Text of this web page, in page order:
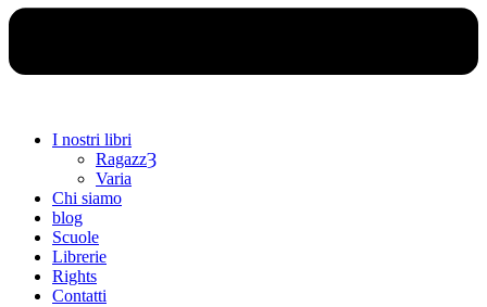
I nostri libri
RagazzȜ
Varia
Chi siamo
blog
Scuole
Librerie
Rights
Contatti